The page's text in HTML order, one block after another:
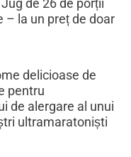
de 26 de porții
– la un preț de doar
delicioase de
pentru
de alergare al unui
ultramaratoniști